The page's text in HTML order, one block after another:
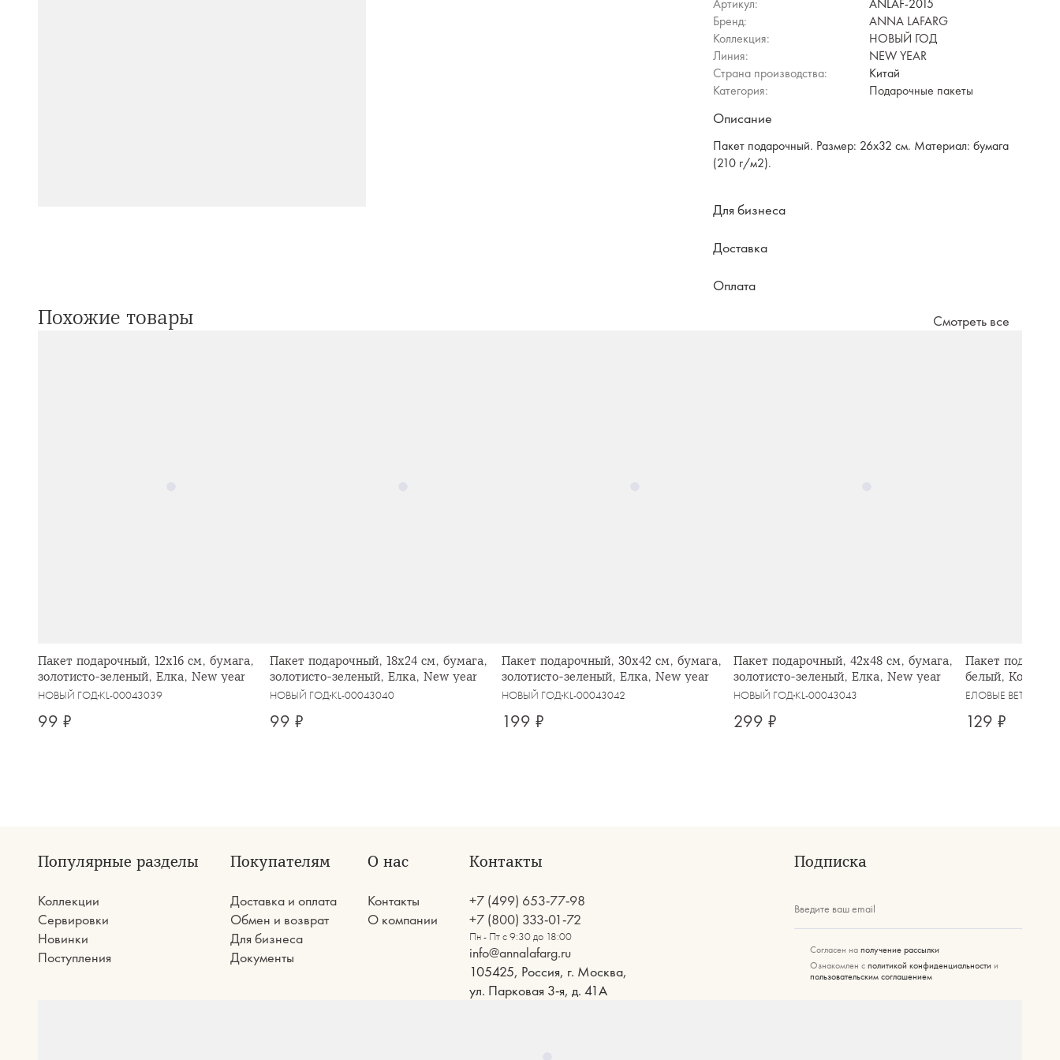
Артикул:
ANLAF-2015
Бренд:
ANNA LAFARG
Коллекция:
НОВЫЙ ГОД
Линия:
NEW YEAR
Страна производства:
Китай
Категория:
Подарочные пакеты
Описание
Пакет подарочный. Размер: 26х32 см. Материал: бумага
(210 г/м2).
Для бизнеса
Доставка
Оплата
Похожие товары Смотреть все
Пакет подарочный, 12х16 см, бумага,
золотисто-зеленый, Елка, New year
НОВЫЙ ГОДKL-00043039
99 ₽
Пакет подарочный, 18х24 см, бумага,
золотисто-зеленый, Елка, New year
НОВЫЙ ГОДKL-00043040
99 ₽
Пакет подарочный, 30х42 см, бумага,
золотисто-зеленый, Елка, New year
НОВЫЙ ГОДKL-00043042
199 ₽
Пакет подарочный, 42х48 см, бумага,
золотисто-зеленый, Елка, New year
НОВЫЙ ГОДKL-00043043
299 ₽
Пакет
белый, Конь,
ЕЛОВЫЕ ВЕТКИ
129 ₽
Популярные разделы
Коллекции
Сервировки
Новинки
Поступления
Покупателям
Доставка и оплата
Обмен и возврат
Для бизнеса
Документы
О нас
Контакты
О компании
Контакты
+7 (499) 653-77-98
+7 (800) 333-01-72
Пн - Пт с 9:30 до 18:00
info@annalafarg.ru
105425, Россия, г. Москва,
ул. Парковая 3-я, д. 41А
Подписка
Введите ваш email
Согласен на получение рассылки
Ознакомлен с политикой конфиденциальности и
пользовательским соглашением